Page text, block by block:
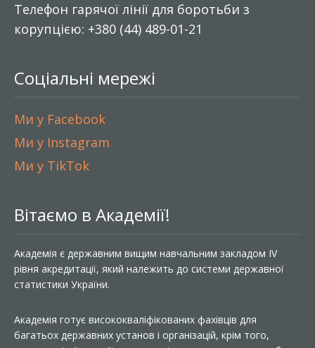
Телефон гарячої лінії для боротьби з
корупцією: +380 (44) 489-01-21
Соціальні мережі
Ми у Facebook
Ми у Instagram
Ми у TikTok
Вітаємо в Академії!
Академія є державним вищим навчальним закладом IV
рівня акредитації, який належить до системи державної
статистики України.
Академія готує висококваліфікованих фахівців для
багатьох державних установ і організацій, крім того,